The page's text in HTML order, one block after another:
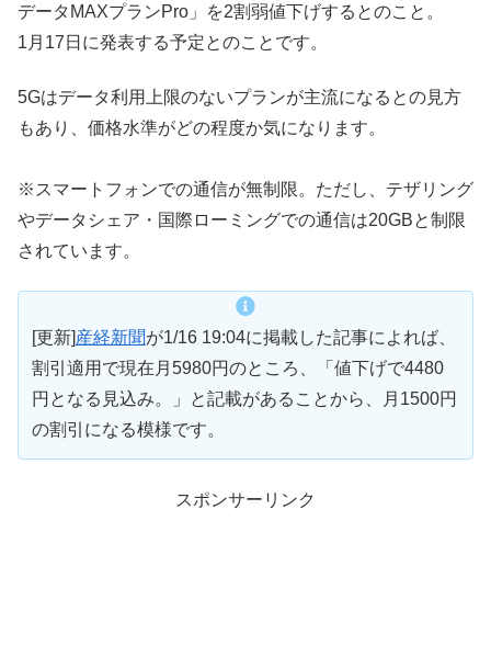
データMAXプランPro」を2割弱値下げするとのこと。
1月17日に発表する予定とのことです。
5Gはデータ利用上限のないプランが主流になるとの見方
もあり、価格水準がどの程度か気になります。
※スマートフォンでの通信が無制限。ただし、テザリング
やデータシェア・国際ローミングでの通信は20GBと制限
されています。
[更新] 産経新聞が1/16 19:04に掲載した記事によれば、
割引適用で現在月5980円のところ、「値下げで4480
円となる見込み。」と記載があることから、月1500円
の割引になる模様です。
スポンサーリンク